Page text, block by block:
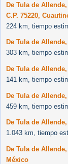
De Tula de
C.P. 75220,
224 km, tiempo
De Tula de
303 km, tiempo
De Tula de
141 km, tiempo
De Tula de
459 km, tiempo
De Tula de
1.043 km, tiempo
De Tula de
México